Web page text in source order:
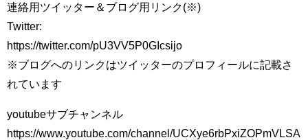
連絡用ツイッター＆ブログ用リンク(※)
Twitter:
https://twitter.com/pU3VV5P0GIcsijo
※ブログへのリンクはツイッターのプロフィールに記載さ
れています
youtubeサブチャンネル
https://www.youtube.com/channel/UCXye6rbPxiZOPmVLSA